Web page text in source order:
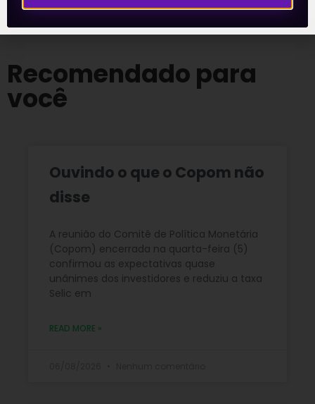
Recomendado para
você
Ouvindo o que o Copom não
disse
A reunião do Comitê de Política Monetária
(Copom) encerrada na quarta-feira (5)
confirmou as expectativas quase
unânimes dos investidores e reduziu a taxa
Selic em
READ MORE »